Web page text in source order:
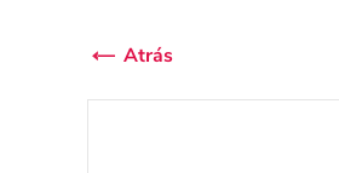
Atrás